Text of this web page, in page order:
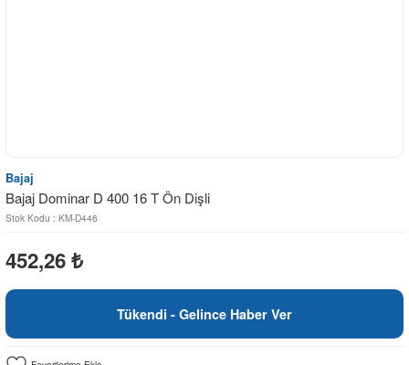
Bajaj
Bajaj Dominar D 400 16 T Ön Dişli
Stok Kodu : KM-D446
452,26 ₺
Tükendi - Gelince Haber Ver